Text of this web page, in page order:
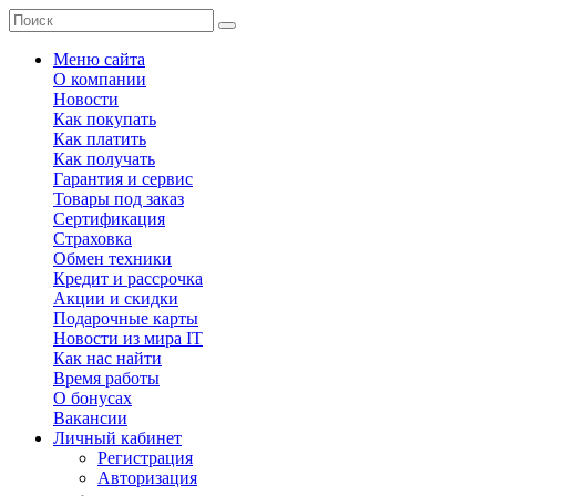
Меню сайта
О компании
Новости
Как покупать
Как платить
Как получать
Гарантия и сервис
Товары под заказ
Сертификация
Страховка
Обмен техники
Кредит и рассрочка
Акции и скидки
Подарочные карты
Новости из мира IT
Как нас найти
Время работы
О бонусах
Вакансии
Личный кабинет
Регистрация
Авторизация